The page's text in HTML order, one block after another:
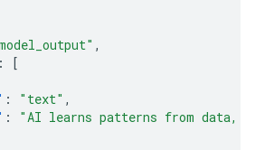
,
:
[
: "text" ,
:
"AI learns patterns from data,